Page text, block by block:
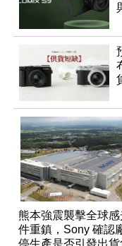
熊本強震襲擊全球感
件重鎮，Sony 確認
停生產是否引發出貨